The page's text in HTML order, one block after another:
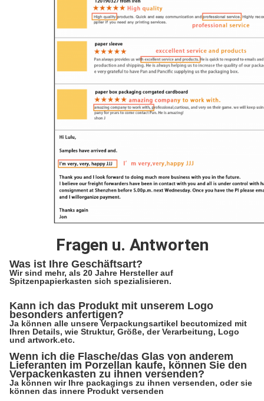
Fragen u. Antworten
Was ist Ihre Geschäftsart?
Wir sind mehr, als 20 Jahre Hersteller auf
Spitzenpapierkasten sich spezialisieren.
Kann ich das Produkt mit unserem Logo
besonders anfertigen?
Ja können alle unsere Verpackungsartikel becutomized mit
Ihren Details, wie Struktur, Größe, der Verarbeitung, Logo
und artwork.etc.
Wenn ich die Flasche/das Glas von anderem
Lieferanten im Porzellan kaufe, können Sie den
Verpackenkasten zu ihnen versenden?
Ja können wir Ihre packagings zu ihnen versenden, oder sie
können das innere Produkt versenden